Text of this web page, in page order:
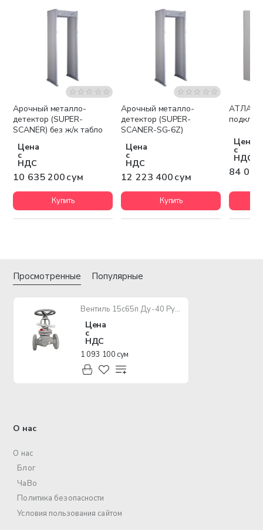
Бесплатная доставка
Арочный металло-
детектор (SUPER-
SCANER) без ж/к табло
Цена
с
НДС
10 635 200 сум
Купить
Бесплатная доставка
Арочный металло-
детектор (SUPER-
SCANER-SG-6Z)
Цена
с
НДС
12 223 400 сум
Купить
АТЛАС (прибор для
Цена
с
НДС
84 000
Просмотренные Популярные
Вентиль 15с65п Ду-40 Ру-16
Цена
с
НДС
1 093 100 сум
О нас
О нас
Блог
ЧаВо
Политика безопасности
Условия пользования сайтом